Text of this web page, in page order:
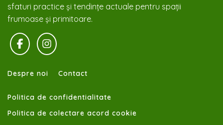
sfaturi practice și tendințe actuale pentru spații
frumoase și primitoare.
Despre noi Contact
Politica de confidentialitate
Politica de colectare acord cookie